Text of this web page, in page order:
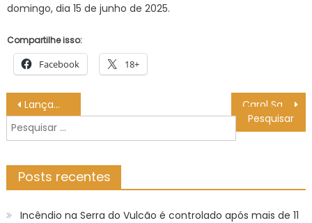
domingo, dia 15 de junho de 2025.
Compartilhe isso:
Facebook 18+
Navegação
de
Post
Lançamento da Festa de Frei Galvão 2026 – Prefeitura Estância Turística Guaratinguetá
Pesquisar
por:
Posts recentes
Incêndio na Serra do Vulcão é controlado após mais de 11